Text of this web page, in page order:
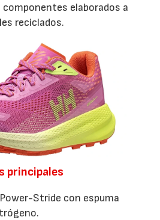
elaborados a
reciclados.
principales
Stride con espuma